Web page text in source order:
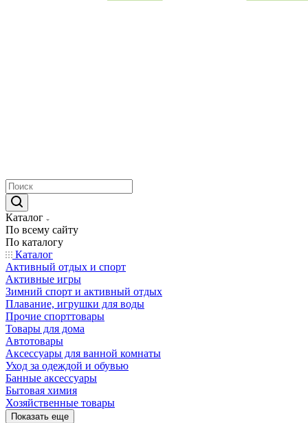
Каталог
По всему сайту
По каталогу
Каталог
Активный отдых и спорт
Активные игры
Зимний спорт и активный отдых
Плавание, игрушки для воды
Прочие спорттовары
Товары для дома
Автотовары
Аксессуары для ванной комнаты
Уход за одеждой и обувью
Банные аксессуары
Бытовая химия
Хозяйственные товары
Показать еще